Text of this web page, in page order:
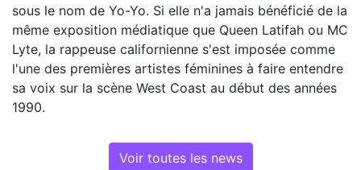
sous le nom de Yo-Yo. Si elle n'a jamais bénéficié de la
même exposition médiatique que Queen Latifah ou MC
Lyte, la rappeuse californienne s'est imposée comme
l'une des premières artistes féminines à faire entendre
sa voix sur la scène West Coast au début des années
1990.
Voir toutes les news